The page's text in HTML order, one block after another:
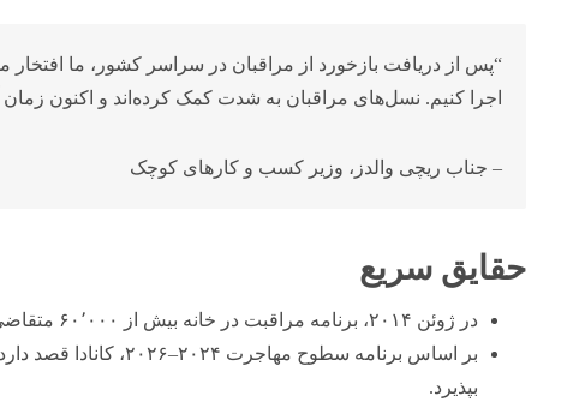
“پس از دریافت بازخورد از مراقبان در سراسر کشور، ما
اجرا کنیم. نسل‌های مراقبان به شدت کمک کرده‌اند و اکنون
– جناب ریچی والدز، وزیر کسب و کارهای کوچک
حقایق سریع
در ژوئن ۲۰۱۴، برنامه مراقبت در خانه بیش از ۶۰٬۰۰۰ متقاضی داشت. در حال حاضر، کمتر از ۱٪ باقی مانده‌اند.
بپذیرد.